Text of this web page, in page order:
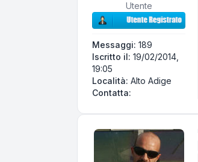
Utente
Messaggi: 189
Iscritto il: 19/02/2014,
19:05
Località: Alto Adige
Contatta: